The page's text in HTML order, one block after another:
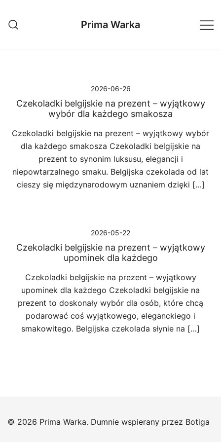
treści
Prima Warka
2026-06-26
Czekoladki belgijskie na prezent – wyjątkowy
wybór dla każdego smakosza
Czekoladki belgijskie na prezent – wyjątkowy wybór
dla każdego smakosza Czekoladki belgijskie na
prezent to synonim luksusu, elegancji i
niepowtarzalnego smaku. Belgijska czekolada od lat
cieszy się międzynarodowym uznaniem dzięki […]
2026-05-22
Czekoladki belgijskie na prezent – wyjątkowy
upominek dla każdego
Czekoladki belgijskie na prezent – wyjątkowy
upominek dla każdego Czekoladki belgijskie na
prezent to doskonały wybór dla osób, które chcą
podarować coś wyjątkowego, eleganckiego i
smakowitego. Belgijska czekolada słynie na […]
© 2026 Prima Warka. Dumnie wspierany przez Botiga